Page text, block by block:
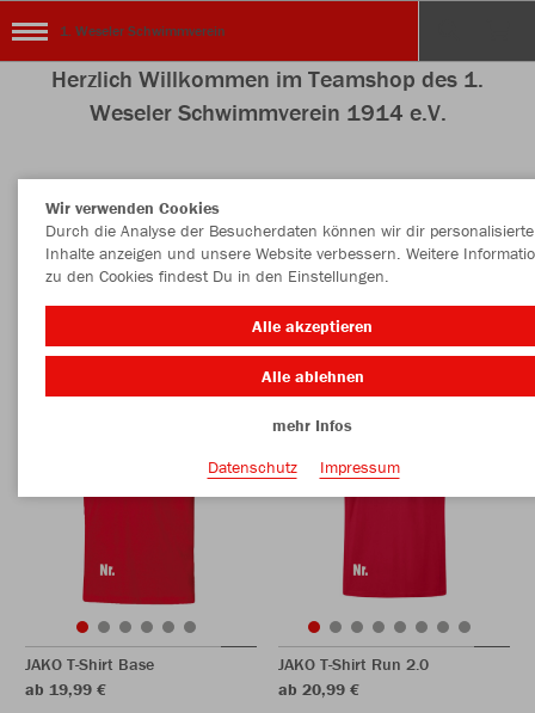
1. Weseler Schwimmverein
Herzlich Willkommen im Teamshop des 1.
Weseler Schwimmverein 1914 e.V.
Nachhaltig Farbe
JAKO T-Shirt Base
ab 19,99 €
JAKO T-Shirt Run 2.0
ab 20,99 €
Wir verwenden Cookies
Durch die Analyse der Besucherdaten können wir dir personalisierte
Inhalte anzeigen und unsere Website verbessern. Weitere
zu den Cookies findest Du in den Einstellungen.
Alle akzeptieren
Alle ablehnen
mehr Infos
Datenschutz
Impressum